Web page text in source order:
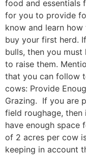
food and essentials
for you to provide
know and learn
buy your first herd.
bulls, then you
to raise them.
that you can follow
cows: Provide
Grazing. If you are
field roughage,
have enough space
of 2 acres per cow
keeping in account